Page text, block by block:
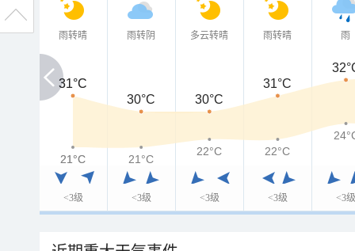
雨转晴
<3级
雨转阴
<3级
多云转晴
<3级
雨转晴
<3级
雨
<3级
31°C
31°C
30°C
30°C
31°C
21°C
21°C 21°C
22°C 22°C